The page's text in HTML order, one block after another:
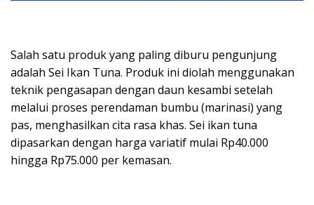
Salah satu produk yang paling diburu pengunjung
adalah Sei Ikan Tuna. Produk ini diolah menggunakan
teknik pengasapan dengan daun kesambi setelah
melalui proses perendaman bumbu (marinasi) yang
pas, menghasilkan cita rasa khas. Sei ikan tuna
dipasarkan dengan harga variatif mulai Rp40.000
hingga Rp75.000 per kemasan.